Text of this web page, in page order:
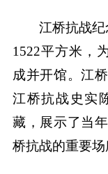
江桥抗战
1522平方米，
成并开馆。江
江桥抗战史实
藏，展示了当
桥抗战的重要场